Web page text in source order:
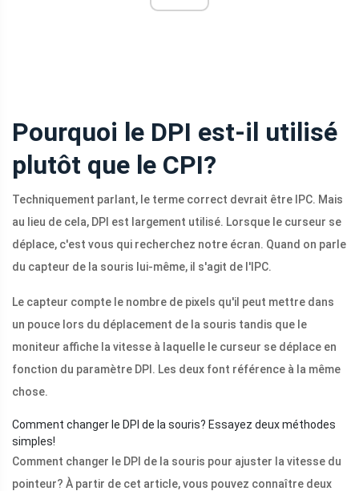
Pourquoi le DPI est-il utilisé
plutôt que le CPI?
Techniquement parlant, le terme correct devrait être IPC. Mais
au lieu de cela, DPI est largement utilisé. Lorsque le curseur se
déplace, c'est vous qui recherchez notre écran. Quand on parle
du capteur de la souris lui-même, il s'agit de l'IPC.
Le capteur compte le nombre de pixels qu'il peut mettre dans
un pouce lors du déplacement de la souris tandis que le
moniteur affiche la vitesse à laquelle le curseur se déplace en
fonction du paramètre DPI. Les deux font référence à la même
chose.
Comment changer le DPI de la souris? Essayez deux méthodes
simples!
Comment changer le DPI de la souris pour ajuster la vitesse du
pointeur? À partir de cet article, vous pouvez connaître deux